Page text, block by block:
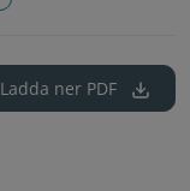
Ladda ner PDF